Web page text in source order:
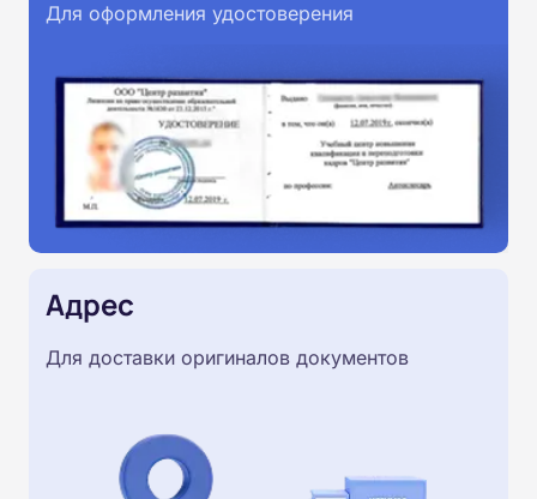
Для оформления удостоверения
Адрес
Для доставки оригиналов документов